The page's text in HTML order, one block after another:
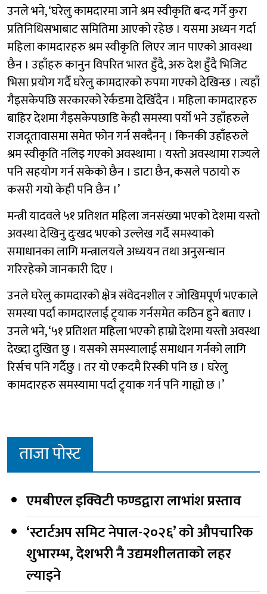
उनले भने, ‘घरेलु कामदारमा जाने श्रम स्वीकृति बन्द गर्ने कुरा
प्रतिनिधिसभाबाट समितिमा आएको रहेछ । यसमा अध्यन गर्दा
महिला कामदारहरु श्रम स्वीकृति लिएर जान पाएको आवस्था
छैन । उहाँहरु कानुन विपरित भारत हुँदै, अरु देश हुँदै भिजिट
भिसा प्रयोग गर्दै घरेलु कामदारको रुपमा गएको देखिन्छ । त्यहाँ
गैइसकेपछि सरकारको रेर्कडमा देखिँदैन । महिला कामदारहरु
बाहिर देशमा गैइसकेपछाडि केही समस्या पर्यो भने उहाँहरुले
राजदूतावासमा समेत फोन गर्न सक्दैनन् । किनकी उहाँहरुले
श्रम स्वीकृति नलिइ गएको अवस्थामा । यस्तो अवस्थामा राज्यले
पनि सहयोग गर्न सकेको छैन । डाटा छैन, कसले पठायो रु
कसरी गयो केही पनि छैन ।’
मन्त्री यादवले ५१ प्रतिशत महिला जनसंख्या भएको देशमा यस्तो
अवस्था देखिनु दुःखद भएको उल्लेख गर्दै समस्याको
समाधानका लागि मन्त्रालयले अध्ययन तथा अनुसन्धान
गरिरहेको जानकारी दिए ।
उनले घरेलु कामदारको क्षेत्र संवेदनशील र जोखिमपूर्ण भएकाले
समस्या पर्दा कामदारलाई ट्र्याक गर्नसमेत कठिन हुने बताए ।
उनले भने, ‘५१ प्रतिशत महिला भएको हाम्रो देशमा यस्तो अवस्था
देख्दा दुखित छु । यसको समस्यालाई समाधान गर्नको लागि
रिर्सच पनि गर्दैछु । तर यो एकदमै रिस्की पनि छ । घरेलु
कामदारहरु समस्यामा पर्दा ट्र्याक गर्न पनि गाह्यो छ ।’
ताजा पोस्ट
एमबीएल इक्विटी फण्डद्वारा लाभांश प्रस्ताव
‘स्टार्टअप समिट नेपाल-२०२६’ को औपचारिक
शुभारम्भ, देशभरी नै उद्यमशीलताको लहर
ल्याइने